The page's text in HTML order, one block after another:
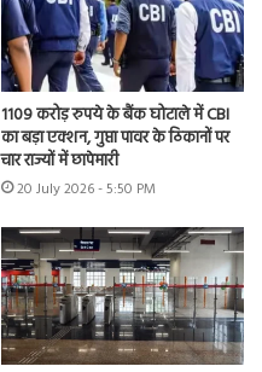
1109 करोड़ रुपये के बैंक घोटाले में CBI
का बड़ा एक्शन, गुप्ता पावर के ठिकानों पर
चार राज्यों में छापेमारी
20 July 2026 - 5:50 PM